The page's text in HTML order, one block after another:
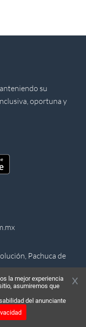
su
oportuna y
Pachuca de
la mejor experiencia
asumiremos que
del anunciante